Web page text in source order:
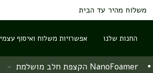
משלוח מהיר עד הבית
החנות שלנו אפשרויות משלוח ואיסוף עצמי
NanoFoamer הקצפת חלב מושלמת